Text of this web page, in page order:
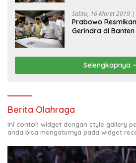
Sabtu, 16 Maret 2019
Prabowo
Gerindra di Banten
Selengkapnya
Berita Olahraga
Ini contoh widget dengan style gallery
anda bisa mengaturnya pada widget